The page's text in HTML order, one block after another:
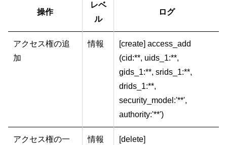
操作
レベ
ル
ログ
アクセス権の追
加
情報
[create] access_add
(cid:**, uids_1:**,
gids_1:**, srids_1:**,
drids_1:**,
security_model:'**',
authority:'**')
アクセス権の一
情報
[delete]